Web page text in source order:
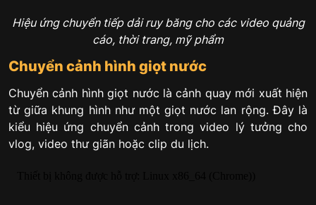
Hiệu ứng chuyển tiếp dải ruy băng cho các video quảng
cáo, thời trang, mỹ phẩm
Chuyển cảnh hình giọt nước
Chuyển cảnh hình giọt nước là cảnh quay mới xuất hiện
từ giữa khung hình như một giọt nước lan rộng. Đây là
kiểu hiệu ứng chuyển cảnh trong video lý tưởng cho
vlog, video thư giãn hoặc clip du lịch.